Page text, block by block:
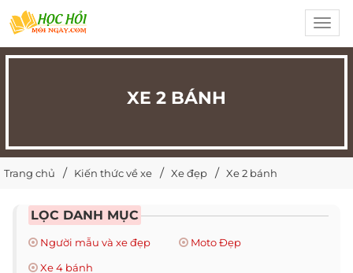
XE 2 BÁNH
Trang chủ Kiến thức về xe Xe đẹp Xe 2 bánh
LỌC DANH MỤC
Người mẫu và xe đẹp
Moto Đẹp
Xe 4 bánh